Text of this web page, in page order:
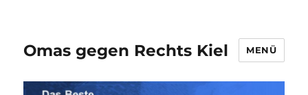
Omas gegen Rechts Kiel MENÜ